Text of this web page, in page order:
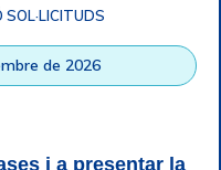
RGPD |Information of
SOL·LICITUDS
de 2026
i a presentar la